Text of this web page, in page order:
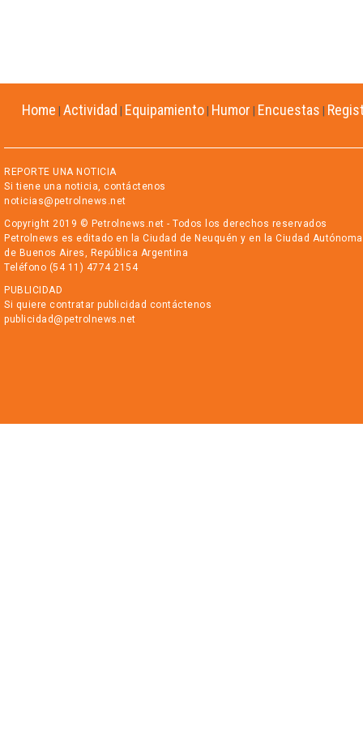
Home Actividad Equipamiento Humor Encuestas
REPORTE UNA NOTICIA
Si tiene una noticia, contáctenos
noticias@petrolnews.net
Copyright 2019 © Petrolnews.net - Todos los derechos reservados
Petrolnews es editado en la Ciudad de Neuquén y en la Ciudad Autónoma
de Buenos Aires, República Argentina
Teléfono (54 11) 4774 2154
PUBLICIDAD
Si quiere contratar publicidad contáctenos
publicidad@petrolnews.net